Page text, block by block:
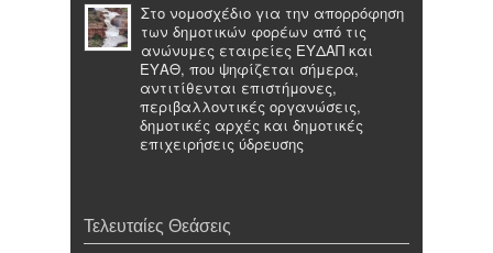
Στο νομοσχέδιο για την απορρόφηση
των δημοτικών φορέων από τις
ανώνυμες εταιρείες ΕΥΔΑΠ και
ΕΥΑΘ, που ψηφίζεται σήμερα,
αντιτίθενται επιστήμονες,
περιβαλλοντικές οργανώσεις,
δημοτικές αρχές και δημοτικές
επιχειρήσεις ύδρευσης
Τελευταίες Θεάσεις